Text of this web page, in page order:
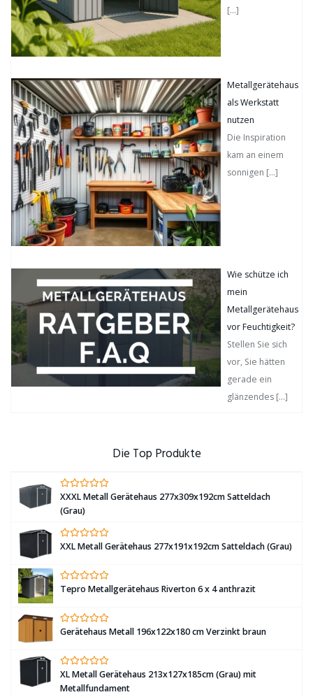
[…]
Metallgerätehaus
als Werkstatt
nutzen
Die Inspiration
kam an einem
sonnigen […]
Wie schütze ich
mein
Metallgerätehaus
vor Feuchtigkeit?
Stellen Sie sich
vor, Sie hätten
gerade ein
glänzendes […]
Die Top Produkte
XXXL Metall Gerätehaus 277x309x192cm Satteldach
(Grau)
XXL Metall Gerätehaus 277x191x192cm Satteldach (Grau)
Tepro Metallgerätehaus Riverton 6 x 4 anthrazit
Gerätehaus Metall 196x122x180 cm Verzinkt braun
XL Metall Gerätehaus 213x127x185cm (Grau) mit
Metallfundament